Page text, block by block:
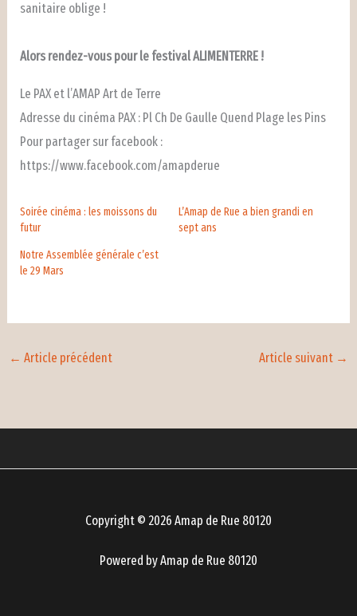
sanitaire oblige !
Alors rendez-vous pour le festival ALIMENTERRE !
Le PAX et l’AMAP Art de Terre
Adresse du cinéma PAX : Pl Ch De Gaulle Quend Plage les Pins
Pour partager sur facebook :
https://www.facebook.com/amapderue
Soirée cinéma : les moissons du
futur
L’Amap de Rue a bien grandi en
sept ans
Notre Assemblée générale c’est
le 29 Mars
← Article précédent Article suivant →
Copyright © 2026 Amap de Rue 80120
Powered by Amap de Rue 80120